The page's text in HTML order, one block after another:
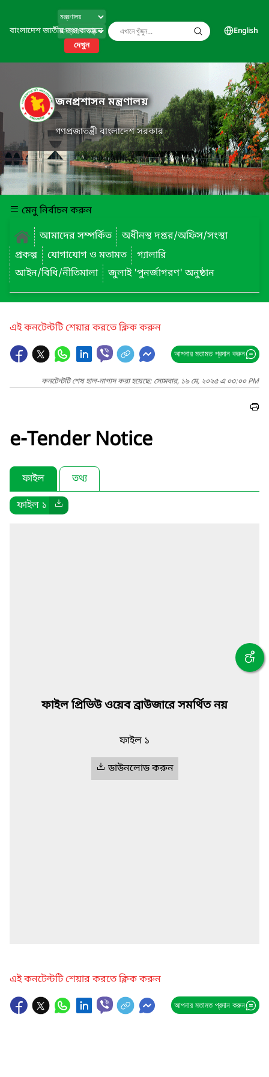
বাংলাদেশ জাতীয় তথ্য বাতায়ন
দেখুন
English
জনপ্রশাসন মন্ত্রণালয়
গণপ্রজাতন্ত্রী বাংলাদেশ সরকার
মেনু নির্বাচন করুন
আমাদের সম্পর্কিত
অধীনস্থ দপ্তর/অফিস/সংস্থা
প্রকল্প
যোগাযোগ ও মতামত
গ্যালারি
আইন/বিধি/নীতিমালা
জুলাই 'পুনর্জাগরণ' অনুষ্ঠান
এই কনটেন্টটি শেয়ার করতে ক্লিক করুন
আপনার মতামত প্রদান করুন
কনটেন্টটি শেষ হাল-নাগাদ করা হয়েছে: সোমবার, ১৯ মে, ২০২৫ এ ০৩:০০ PM
e-Tender Notice
ফাইল
তথ্য
ফাইল ১
ফাইল প্রিভিউ ওয়েব ব্রাউজারে সমর্থিত নয়
ফাইল ১
ডাউনলোড করুন
এই কনটেন্টটি শেয়ার করতে ক্লিক করুন
আপনার মতামত প্রদান করুন